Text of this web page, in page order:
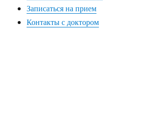
Записаться на прием
Контакты с доктором